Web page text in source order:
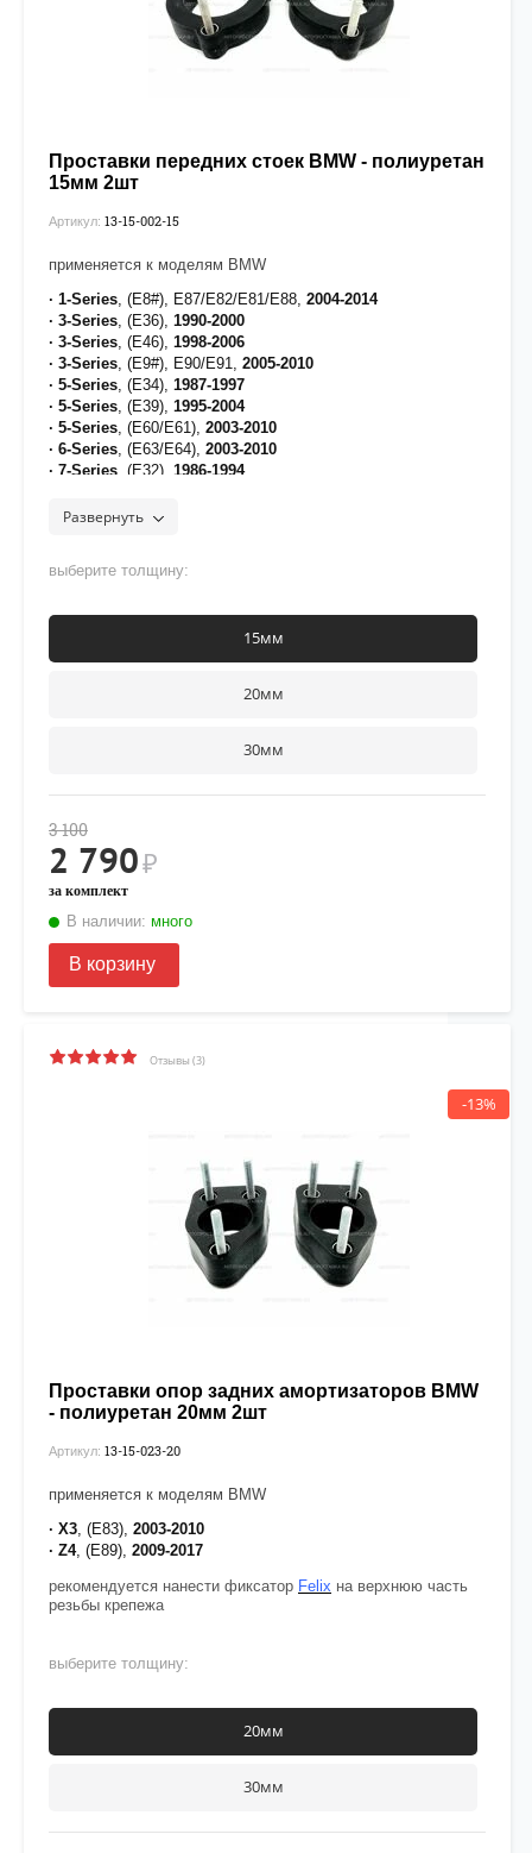
Проставки передних стоек BMW - полиуретан
15мм 2шт
Артикул: 13-15-002-15
применяется к моделям BMW
· 1-Series , (E8#), E87/E82/E81/E88, 2004-2014
· 3-Series , (E36), 1990-2000
· 3-Series , (E46), 1998-2006
· 3-Series , (E9#), E90/E91, 2005-2010
· 5-Series , (E34), 1987-1997
· 5-Series , (E39), 1995-2004
· 5-Series , (E60/E61), 2003-2010
· 6-Series , (E63/E64), 2003-2010
· 7-Series , (E32), 1986-1994
· 8-Series , (E31),
· X1, (E84),2009-2015
рекомендуется нанести фиксатор
резьбы крепежа
Развернуть
выберите толщину:
15мм
20мм
30мм
3 100
2 790₽
за комплект
В наличии: много
В корзину
Отзывы (3)
-13%
Проставки опор задних амортизаторов BMW
- полиуретан 20мм 2шт
Артикул: 13-15-023-20
применяется к моделям BMW
· X3 , (E83), 2003-2010
· Z4, (E89), 2009-2017
рекомендуется нанести фиксатор Felix на верхнюю часть
резьбы крепежа
выберите толщину:
20мм
30мм